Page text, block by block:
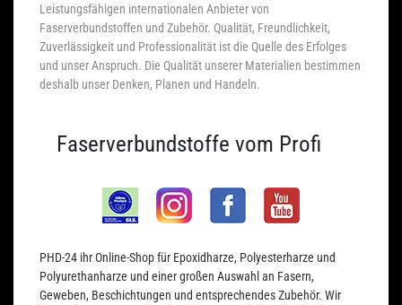
Leistungsfähigen internationalen Anbieter von
Faserverbundstoffen und Zubehör. Qualität, Freundlichkeit,
Zuverlässigkeit und Professionalität ist die Quelle des Erfolges
und unser Anspruch. Die Qualität unserer Materialien bestimmen
deshalb unser Denken, Planen und Handeln.
Faserverbundstoffe vom Profi
PHD-24 ihr Online-Shop für Epoxidharze, Polyesterharze und
Polyurethanharze und einer großen Auswahl an Fasern,
Geweben, Beschichtungen und entsprechendes Zubehör. Wir